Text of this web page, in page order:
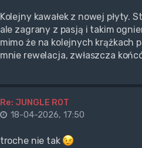
Kolejny kawałek z nowej płyty.
ale zagrany z pasją i takim
mimo że na kolejnych krążkach
mnie rewelacja, zwłaszcza
Re: JUNGLE ROT
18-04-2026, 17:50
troche nie tak